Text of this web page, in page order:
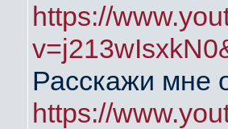
https://
Расскажи мне
https://